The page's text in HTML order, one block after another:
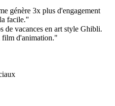
génère 3x plus d'engagement
facile."
de vacances en art style Ghibli.
film d'animation."